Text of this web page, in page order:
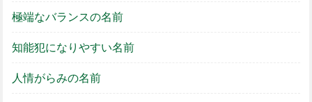
極端なバランスの名前
知能犯になりやすい名前
人情がらみの名前